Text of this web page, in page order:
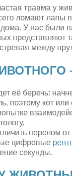
травма у
ломают
У нас были
между
её беречь:
поэтому кот или
перелом
цифровые
секунды.